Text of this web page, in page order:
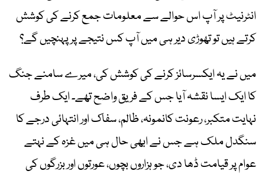
انٹرنیٹ پر آپ اس حوالے سے معلومات جمع کرنے کی کوشش
کرتے ہیں تو تھوڑی دیر ہی میں آپ کس نتیجے پر پہنچیں گے؟
میں نے یہ ایکسرسائز کرنے کی کوشش کی، میرے سامنے جنگ
کا ایک ایسا نقشہ آیا جس کے فریق واضح تھے۔ ایک طرف
نہایت متکبر، رعونت کانمونہ، ظالم، سفاک اور انتہائی درجے کا
سنگدل ملک ہے جس نے ابھی حال ہی میں غزہ کے نہتے
عوام پر قیامت ڈھا دی، جو ہزاروں بچوں، عورتوں اور بزرگوں کی